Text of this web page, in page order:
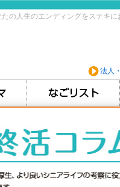
の人生のエンディングをステキに
法人